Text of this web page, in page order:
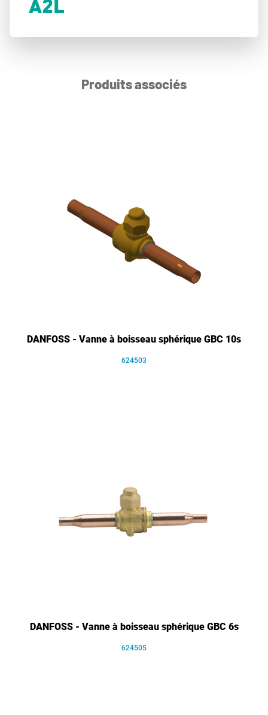
Produits associés
DANFOSS - Vanne à boisseau sphérique GBC 10s
624503
DANFOSS - Vanne à boisseau sphérique GBC 6s
624505